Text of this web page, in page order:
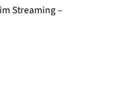
Streaming –